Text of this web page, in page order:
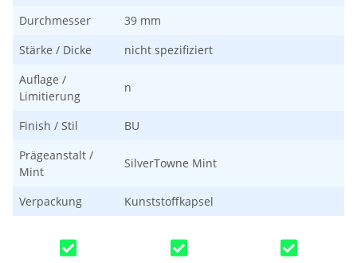
Durchmesser
39 mm
Stärke / Dicke
nicht spezifiziert
Auflage /
Limitierung
n
Finish / Stil
BU
Prägeanstalt /
Mint
SilverTowne Mint
Verpackung Kunststoffkapsel